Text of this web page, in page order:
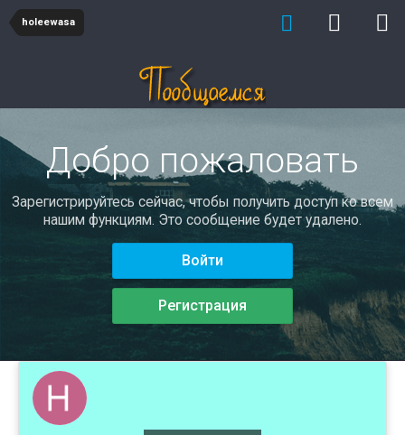
holeewasa
Добро пожаловать
Зарегистрируйтесь сейчас, чтобы получить доступ ко всем
нашим функциям. Это сообщение будет удалено.
Войти
Регистрация